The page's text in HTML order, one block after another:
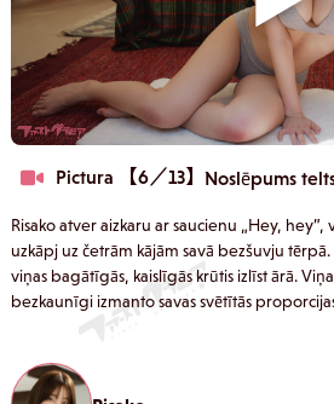
Pictura 【6／13】 Noslēpums
Risako atver aizkaru ar saucienu „Hey, hey”,
uzkāpj uz četrām kājām savā bezšuvju
viņas bagātīgās, kaislīgās krūtis izlīst ārā.
bezkaunīgi izmanto savas svētītās